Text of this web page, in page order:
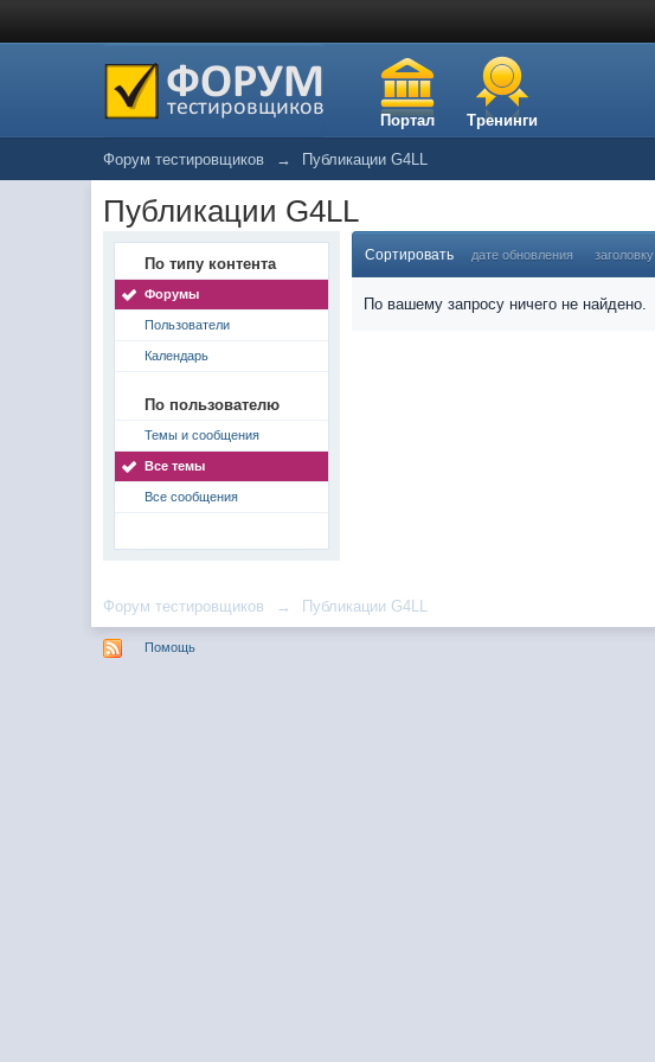
Портал Тренинги
Форум тестировщиков → Публикации G4LL
Публикации G4LL
По типу контента
Форумы
Пользователи
Календарь
По пользователю
Темы и сообщения
Все темы
Все сообщения
Сортировать дате обновления заголовку
По вашему запросу ничего не найдено.
Форум тестировщиков → Публикации G4LL
Помощь